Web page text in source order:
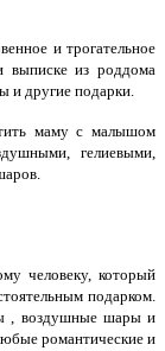
и трогательное
выписке из роддома
и другие подарки.
маму с малышом
гелиевыми,
человеку, который
подарком.
, воздушные шары и
романтические и